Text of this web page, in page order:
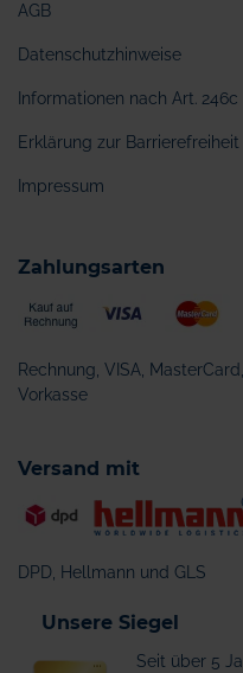
AGB
Datenschutzhinweise
Informationen nach Art. 246c
Erklärung zur Barrierefreiheit
Impressum
Zahlungsarten
Rechnung, VISA,
Vorkasse
Versand mit
DPD, Hellmann und GLS
Unsere Siegel
Seit über 5